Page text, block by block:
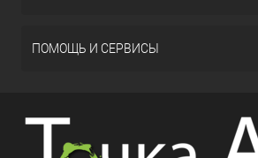
ПОМОЩЬ И СЕРВИСЫ